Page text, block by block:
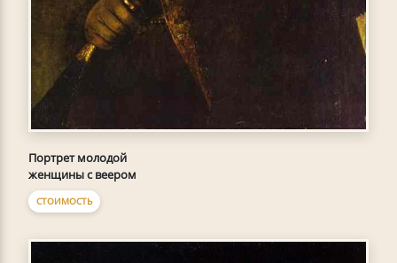
Портрет молодой
женщины с веером
СТОИМОСТЬ